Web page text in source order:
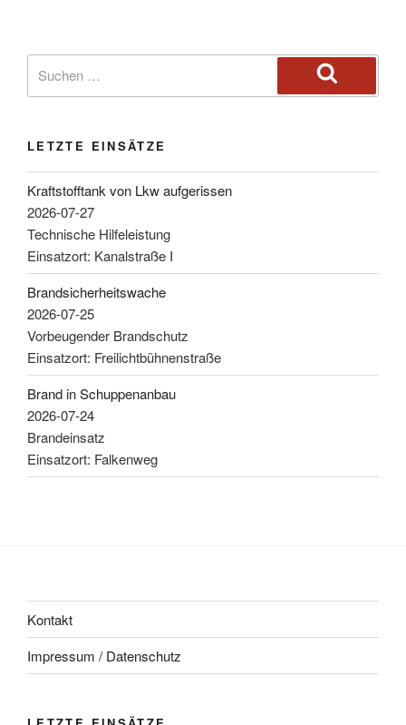
LETZTE EINSÄTZE
Kraftstofftank von Lkw aufgerissen
2026-07-27
Technische Hilfeleistung
Einsatzort: Kanalstraße I
Brandsicherheitswache
2026-07-25
Vorbeugender Brandschutz
Einsatzort: Freilichtbühnenstraße
Brand in Schuppenanbau
2026-07-24
Brandeinsatz
Einsatzort: Falkenweg
Kontakt
Impressum / Datenschutz